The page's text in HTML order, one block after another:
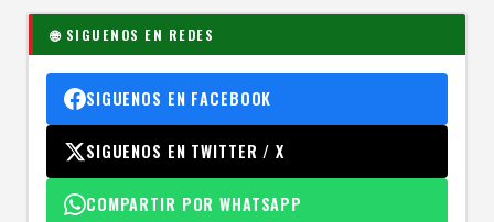
🌐 SIGUENOS EN REDES
SIGUENOS EN FACEBOOK
SIGUENOS EN TWITTER / X
COMPARTIR POR WHATSAPP